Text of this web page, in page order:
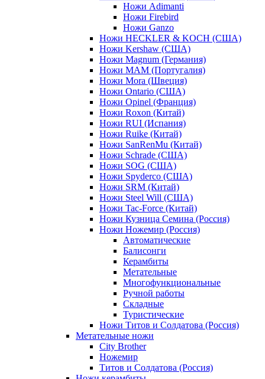
Ножи Adimanti
Ножи Firebird
Ножи Ganzo
Ножи HECKLER & KOCH (США)
Ножи Kershaw (США)
Ножи Magnum (Германия)
Ножи MAM (Португалия)
Ножи Mora (Швеция)
Ножи Ontario (США)
Ножи Opinel (Франция)
Ножи Roxon (Китай)
Ножи RUI (Испания)
Ножи Ruike (Китай)
Ножи SanRenMu (Китай)
Ножи Schrade (США)
Ножи SOG (США)
Ножи Spyderco (США)
Ножи SRM (Китай)
Ножи Steel Will (США)
Ножи Tac-Force (Китай)
Ножи Кузница Семина (Россия)
Ножи Ножемир (Россия)
Автоматические
Балисонги
Керамбиты
Метательные
Многофункциональные
Ручной работы
Складные
Туристические
Ножи Титов и Солдатова (Россия)
Метательные ножи
City Brother
Ножемир
Титов и Солдатова (Россия)